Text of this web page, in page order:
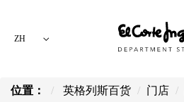
ZH
位置： 英格列斯百货 门店